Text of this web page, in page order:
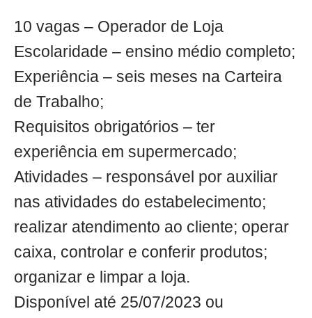
10 vagas – Operador de Loja
Escolaridade – ensino médio completo;
Experiência – seis meses na Carteira
de Trabalho;
Requisitos obrigatórios – ter
experiência em supermercado;
Atividades – responsável por auxiliar
nas atividades do estabelecimento;
realizar atendimento ao cliente; operar
caixa, controlar e conferir produtos;
organizar e limpar a loja.
Disponível até 25/07/2023 ou